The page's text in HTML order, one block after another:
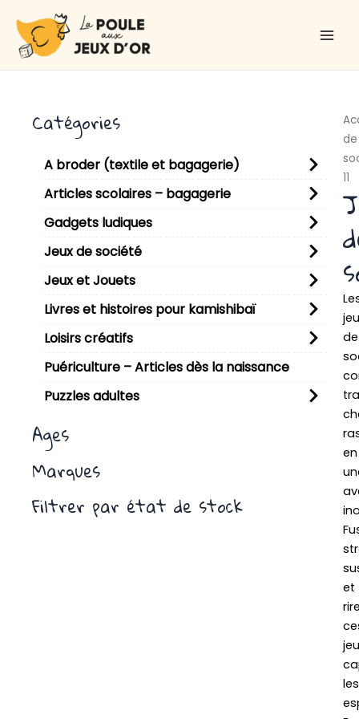
contenu
Catégories
A broder (textile et bagagerie)
Articles scolaires – bagagerie
Gadgets ludiques
Jeux de société
Jeux et Jouets
Livres et histoires pour kamishibaï
Loisirs créatifs
Puériculture – Articles dès la naissance
Puzzles adultes
Ages
Marques
Filtrer par état de stock
de
11
de
en
et
les